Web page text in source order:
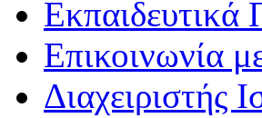
Επικοινωνία
Διαχειριστής